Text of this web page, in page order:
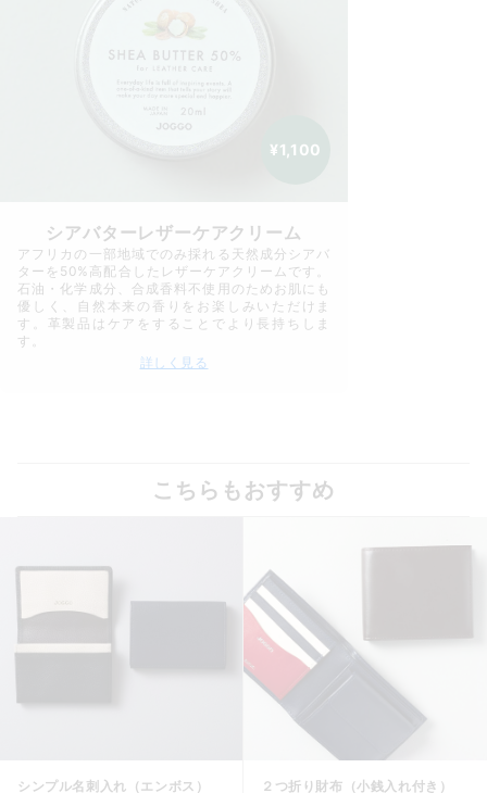
¥1,100
シアバターレザーケアクリーム
アフリカの一部地域でのみ採れる天然成分シアバ
ターを50%高配合したレザーケアクリームです。
石油・化学成分、合成香料不使用のためお肌にも
優しく、自然本来の香りをお楽しみいただけま
す。革製品はケアをすることでより長持ちしま
す。
詳しく見る
こちらもおすすめ
シンプル名刺入れ（エンボス）
２つ折り財布（小銭入れ付き）